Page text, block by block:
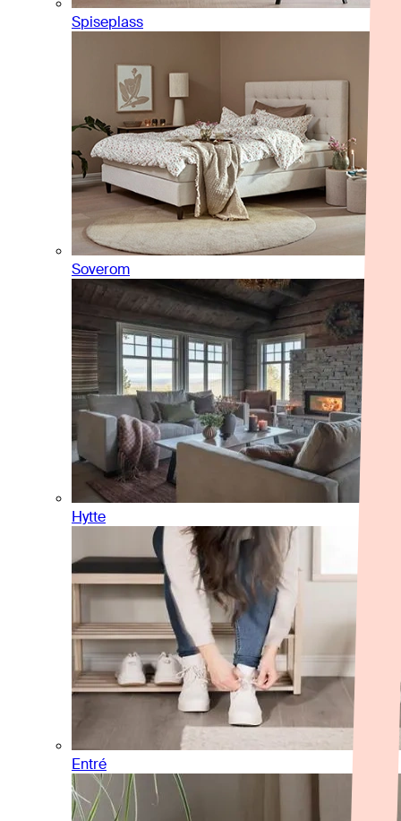
Spiseplass
Soverom
Hytte
Entré